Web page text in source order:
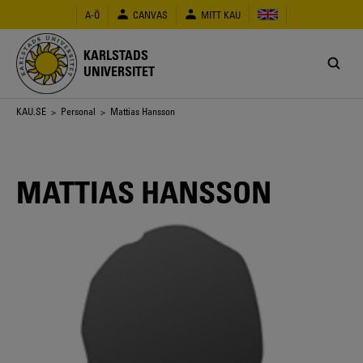
huvudinnehåll
A-Ö CANVAS MITT KAU
KARLSTADS
UNIVERSITET
Länkstig
KAU.SE > Personal > Mattias Hansson
MATTIAS HANSSON